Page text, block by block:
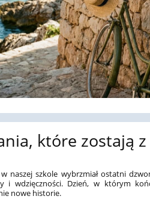
które zostają
naszej szkole wybrzmiał ostatni
i wdzięczności. Dzień, w którym
nowe historie.